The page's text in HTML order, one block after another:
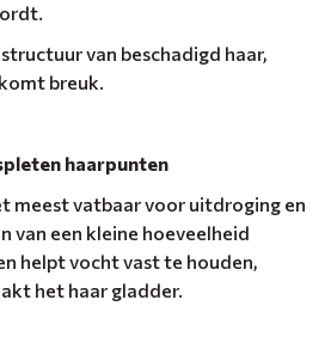
van beschadigd haar,
breuk.
haarpunten
meest vatbaar voor uitdroging en
van een kleine hoeveelheid
helpt vocht vast te houden,
het haar gladder.